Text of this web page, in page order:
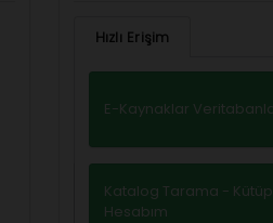
Hızlı Erişim
E-Kaynaklar
Katalog Tarama -
Hesabım